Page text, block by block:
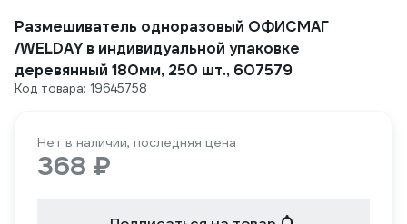
Размешиватель одноразовый ОФИСМАГ
/WELDAY в индивидуальной упаковке
деревянный 180мм, 250 шт., 607579
Код товара: 19645758
Нет в наличии, последняя цена
368 ₽